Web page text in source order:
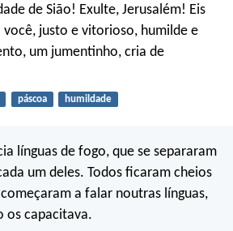
de Sião! Exulte, Jerusalém! Eis
você, justo e vitorioso, humilde e
um jumentinho, cria de
páscoa humildade
línguas de fogo, que se separaram
um deles. Todos ficaram cheios
a falar noutras línguas,
os capacitava.